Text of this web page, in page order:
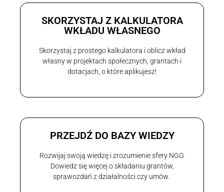
SKORZYSTAJ Z KALKULATORA
WKŁADU WŁASNEGO
Skorzystaj z prostego kalkulatora i oblicz wkład
własny w projektach społecznych, grantach i
dotacjach, o które aplikujesz!
PRZEJDŹ DO BAZY WIEDZY
Rozwijaj swoją wiedzę i zrozumienie sfery NGO.
Dowiedz się więcej o składaniu grantów,
sprawozdań z działalności czy umów.